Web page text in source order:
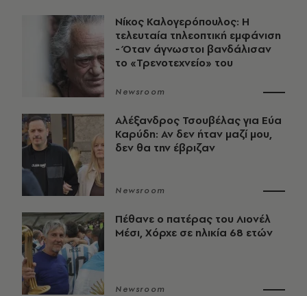
Νίκος Καλογερόπουλος: Η
τελευταία τηλεοπτική εμφάνιση
- Όταν άγνωστοι βανδάλισαν
το «Τρενοτεχνείο» του
Newsroom
Αλέξανδρος Τσουβέλας για Εύα
Καρύδη: Αν δεν ήταν μαζί μου,
δεν θα την έβριζαν
Newsroom
Πέθανε ο πατέρας του Λιονέλ
Μέσι, Χόρχε σε ηλικία 68 ετών
Newsroom